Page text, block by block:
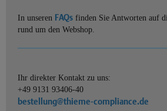
In unseren FAQs finden Sie Antworten auf
rund um den Webshop.
Ihr direkter Kontakt zu uns:
+49 9131 93406-40
bestellung@thieme-compliance.de